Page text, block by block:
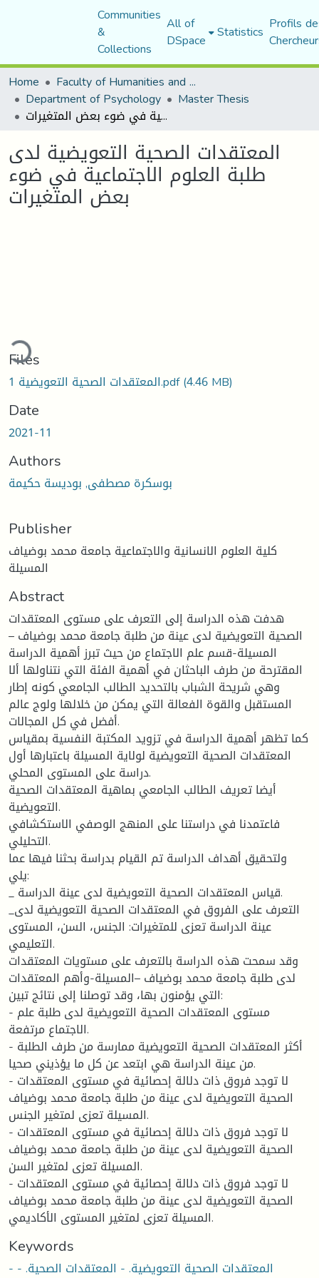
Communities
&
Collections
All of
DSpace Statistics Profils
Home
Faculty of Humanities and Social Sciences
Department of Psychology Master Thesis
المعتقدات الصحية التعويضية لدى طلبة العلوم الاجتماعية في ضوء بعض المتغيرات
المعتقدات الصحية التعويضية لدى
طلبة العلوم الاجتماعية في ضوء
بعض المتغيرات
Files
المعتقدات الصحية التعويضية 1.pdf(4.46 MB)
Date
2021-11
Authors
بوسكرة مصطفى, بوديسة حكيمة
Publisher
كلية العلوم الانسانية والاجتماعية جامعة محمد بوضياف
المسيلة
Abstract
هدفت هذه الدراسة إلى التعرف على مستوى المعتقدات
الصحية التعويضية لدى عينة من طلبة جامعة محمد بوضياف –
المسيلة-قسم علم الاجتماع من حيث تبرز أهمية الدراسة
المقترحة من طرف الباحثان في أهمية الفئة التي نتناولها ألا
وهي شريحة الشباب بالتحديد الطالب الجامعي كونه إطار
المستقبل والقوة الفعالة التي يمكن من خلالها ولوج عالم
أفضل في كل المجالات.
كما تظهر أهمية الدراسة في تزويد المكتبة النفسية بمقياس
المعتقدات الصحية التعويضية لولاية المسيلة باعتبارها أول
دراسة على المستوى المحلي.
أيضا تعريف الطالب الجامعي بماهية المعتقدات الصحية
التعويضية.
فاعتمدنا في دراستنا على المنهج الوصفي الاستكشافي
التحليلي.
ولتحقيق أهداف الدراسة تم القيام بدراسة بحثنا فيها عما
يلي:
_ قياس المعتقدات الصحية التعويضية لدى عينة الدراسة.
_التعرف على الفروق في المعتقدات الصحية التعويضية لدى
عينة الدراسة تعزى للمتغيرات: الجنس، السن، المستوى
التعليمي.
وقد سمحت هذه الدراسة بالتعرف على مستويات المعتقدات
لدى طلبة جامعة محمد بوضياف –المسيلة-وأهم المعتقدات
التي يؤمنون بها، وقد توصلنا إلى نتائج تبين:
- مستوى المعتقدات الصحية التعويضية لدى طلبة علم
الاجتماع مرتفعة.
- أكثر المعتقدات الصحية التعويضية ممارسة من طرف الطلبة
من عينة الدراسة هي ابتعد عن كل ما يؤذيني صحيا.
- لا توجد فروق ذات دلالة إحصائية في مستوى المعتقدات
الصحية التعويضية لدى عينة من طلبة جامعة محمد بوضياف
المسيلة تعزى لمتغير الجنس.
- لا توجد فروق ذات دلالة إحصائية في مستوى المعتقدات
الصحية التعويضية لدى عينة من طلبة جامعة محمد بوضياف
المسيلة تعزى لمتغير السن.
- لا توجد فروق ذات دلالة إحصائية في مستوى المعتقدات
الصحية التعويضية لدى عينة من طلبة جامعة محمد بوضياف
المسيلة تعزى لمتغير المستوى الأكاديمي.
Keywords
- المعتقدات الصحية التعويضية. - المعتقدات الصحية. -